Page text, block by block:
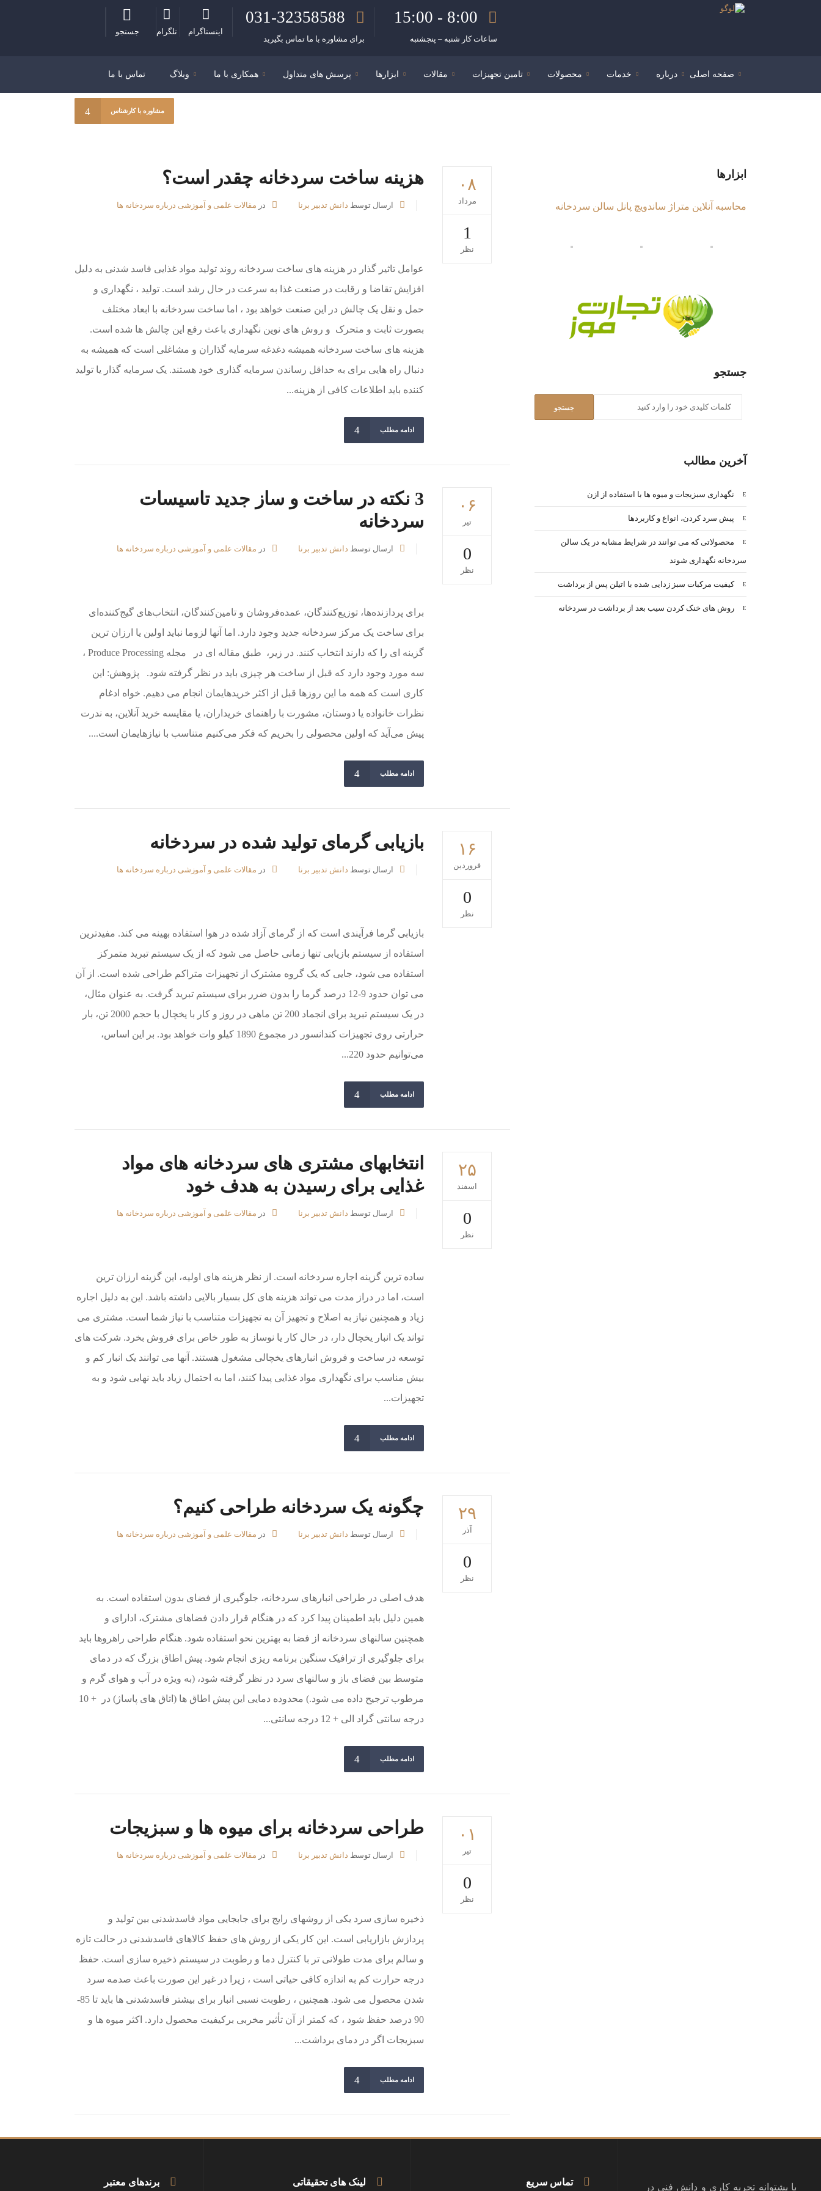
8:00 - 15:00
ساعات کار شنبه – پنجشنبه
031-32358588
برای مشاوره با ما تماس بگیرید
اینستاگرام تلگرام جستجو
صفحه اصلی درباره خدمات محصولات تامین تجهیزات مقالات ابزارها پرسش های متداول همکاری با ما وبلاگ تماس با ما
مشاوره با کارشناس
۰۸
مرداد
1
نظر
هزینه ساخت سردخانه چقدر است؟
ارسال توسط دانش تدبیر برنا در مقالات علمی و آموزشی درباره سردخانه ها
عوامل تاثیر گذار در هزینه های ساخت سردخانه روند تولید مواد غذایی فاسد شدنی به دلیل
افزایش تقاضا و رقابت در صنعت غذا به سرعت در حال رشد است. تولید ، نگهداری و
حمل و نقل یک چالش در این صنعت خواهد بود ، اما ساخت سردخانه با ابعاد مختلف
بصورت ثابت و متحرک و روش های نوین نگهداری باعث رفع این چالش ها شده است.
هزینه های ساخت سردخانه همیشه دغدغه سرمایه گذاران و مشاغلی است که همیشه به
دنبال راه هایی برای به حداقل رساندن سرمایه گذاری خود هستند. یک سرمایه گذار یا تولید
کننده باید اطلاعات کافی از هزینه...
ادامه مطلب
۰۶
تیر
0
نظر
3 نکته در ساخت و ساز جدید تاسیسات
سردخانه
ارسال توسط دانش تدبیر برنا در مقالات علمی و آموزشی درباره سردخانه ها
برای پردازنده‌ها، توزیع‌کنندگان، عمده‌فروشان و تامین‌کنندگان، انتخاب‌های گیج‌کننده‌ای
برای ساخت یک مرکز سردخانه جدید وجود دارد. اما آنها لزوما نباید اولین یا ارزان ترین
گزینه ای را که دارند انتخاب کنند. در زیر، طبق مقاله ای در مجله Produce Processing ،
سه مورد وجود دارد که قبل از ساخت هر چیزی باید در نظر گرفته شود. پژوهش: این
کاری است که همه ما این روزها قبل از اکثر خریدهایمان انجام می دهیم. خواه ادغام
نظرات خانواده یا دوستان، مشورت با راهنمای خریداران، یا مقایسه خرید آنلاین، به ندرت
پیش می‌آید که اولین محصولی را بخریم که فکر می‌کنیم متناسب با نیازهایمان است....
ادامه مطلب
۱۶
فروردین
0
نظر
بازیابی گرمای تولید شده در سردخانه
ارسال توسط دانش تدبیر برنا در مقالات علمی و آموزشی درباره سردخانه ها
بازیابی گرما فرآیندی است که از گرمای آزاد شده در هوا استفاده بهینه می کند. مفیدترین
استفاده از سیستم بازیابی تنها زمانی حاصل می شود که از یک سیستم تبرید متمرکز
استفاده می شود، جایی که یک گروه مشترک از تجهیزات متراکم طراحی شده است. از آن
می توان حدود 9-12 درصد گرما را بدون ضرر برای سیستم تبرید گرفت. به عنوان مثال،
در یک سیستم تبرید برای انجماد 200 تن ماهی در روز و کار با یخچال با حجم 2000 تن، بار
حرارتی روی تجهیزات کندانسور در مجموع 1890 کیلو وات خواهد بود. بر این اساس،
می‌توانیم حدود 220...
ادامه مطلب
۲۵
اسفند
0
نظر
انتخابهای مشتری های سردخانه های مواد
غذایی برای رسیدن به هدف خود
ارسال توسط دانش تدبیر برنا در مقالات علمی و آموزشی درباره سردخانه ها
ساده ترین گزینه اجاره سردخانه است. از نظر هزینه های اولیه، این گزینه ارزان ترین
است، اما در دراز مدت می تواند هزینه های کل بسیار بالایی داشته باشد. این به دلیل اجاره
زیاد و همچنین نیاز به اصلاح و تجهیز آن به تجهیزات متناسب با نیاز شما است. مشتری می
تواند یک انبار یخچال دار، در حال کار یا نوساز به طور خاص برای فروش بخرد. شرکت های
توسعه در ساخت و فروش انبارهای یخچالی مشغول هستند. آنها می توانند یک انبار کم و
بیش مناسب برای نگهداری مواد غذایی پیدا کنند، اما به احتمال زیاد باید نهایی شود و به
تجهیزات...
ادامه مطلب
۲۹
آذر
0
نظر
چگونه یک سردخانه طراحی کنیم؟
ارسال توسط دانش تدبیر برنا در مقالات علمی و آموزشی درباره سردخانه ها
هدف اصلی در طراحی انبارهای سردخانه، جلوگیری از فضای بدون استفاده است. به
همین دلیل باید اطمینان پیدا کرد که در هنگام قرار دادن فضاهای مشترک، ادارای و
همچنین سالنهای سردخانه از فضا به بهترین نحو استفاده شود. هنگام طراحی راهروها باید
برای جلوگیری از ترافیک سنگین برنامه ریزی انجام شود. پیش اطاق بزرگ که در دمای
متوسط ​​بین فضای باز و سالنهای سرد در نظر گرفته شود، (به ویژه در آب و هوای گرم و
مرطوب ترجیح داده می شود.) محدوده دمایی این پیش اطاق ها (اتاق های پاساژ) در + 10
درجه سانتی گراد الی + 12 درجه سانتی...
ادامه مطلب
۰۱
تیر
0
نظر
طراحی سردخانه برای میوه ها و سبزیجات
ارسال توسط دانش تدبیر برنا در مقالات علمی و آموزشی درباره سردخانه ها
ذخیره سازی سرد یکی از روشهای رایج برای جابجایی مواد فاسدشدنی بین تولید و
پردازش بازاریابی است. این کار یکی از روش های حفظ کالاهای فاسدشدنی در حالت تازه
و سالم برای مدت طولانی تر با کنترل دما و رطوبت در سیستم ذخیره سازی است. حفظ
درجه حرارت کم به اندازه کافی حیاتی است ، زیرا در غیر این صورت باعث صدمه سرد
شدن محصول می شود. همچنین ، رطوبت نسبی انبار برای بیشتر فاسدشدنی ها باید تا 85-
90 درصد حفظ شود ، که کمتر از آن تأثیر مخربی برکیفیت محصول دارد. اکثر میوه ها و
سبزیجات اگر در دمای برداشت...
ادامه مطلب
ابزارها
محاسبه آنلاین متراژ ساندویچ پانل سالن سردخانه
جستجو
آخرین مطالب
نگهداری سبزیجات و میوه ها با استفاده از ازن
پیش سرد کردن، انواع و کاربردها
محصولاتی که می توانند در شرایط مشابه در یک سالن
سردخانه نگهداری شوند
کیفیت مرکبات سبز زدایی شده با اتیلن پس از برداشت
روش های خنک کردن سیب بعد از برداشت در سردخانه
برندهای معتبر لینک های تحقیقاتی تماس سریع با پشتوانه تجربه کاری و دانش فنی در